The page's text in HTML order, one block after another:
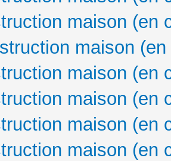
maison (en
maison
maison (en
maison (en
maison (en
maison (en